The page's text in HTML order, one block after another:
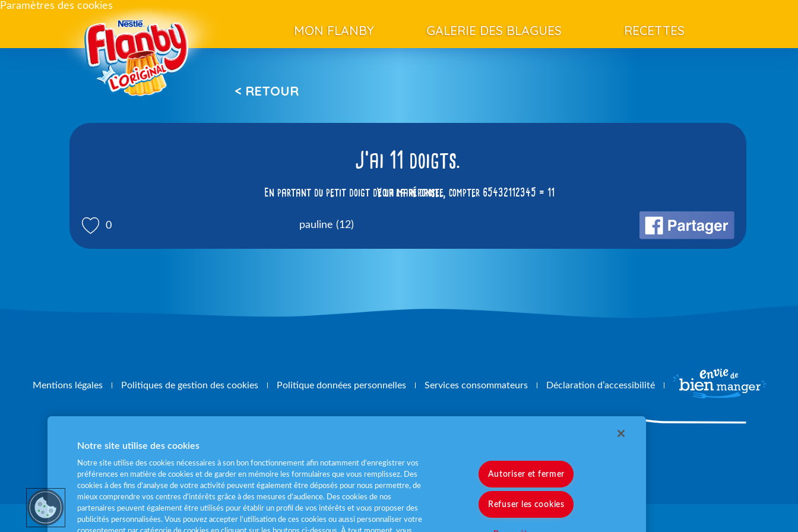
Paramètres des cookies
MON FLANBY GALERIE DES BLAGUES RECETTES
< RETOUR
J’ai 11 doigts.
Voir la réponse
En partant du petit doigt de la main droite, compter 65432112345 = 11
0 pauline (12)
Mentions légales Politiques de gestion des cookies Politique données personnelles Services consommateurs Déclaration d’accessibilité
Pour votre santé, mangez 5 fruits et légumes par jourwww.mangerbouger.fr
Notre site utilise des cookies
Notre site utilise des cookies nécessaires à son bon fonctionnement afin notamment d’enregistrer vos
préférences en matière de cookies et de garder en mémoire les formulaires que vous remplissez. Des
cookies à des fins d’analyse de votre activité peuvent également être déposés pour nous permettre, de
mieux comprendre vos centres d'intérêts grâce à des mesures d’audience. Des cookies de nos
partenaires peuvent également être utilisés pour établir un profil de vos intérêts et vous proposer des
publicités personnalisées. Vous pouvez accepter l’utilisation de ces cookies ou aussi personnaliser votre
Autoriser et fermer
Refuser les cookies